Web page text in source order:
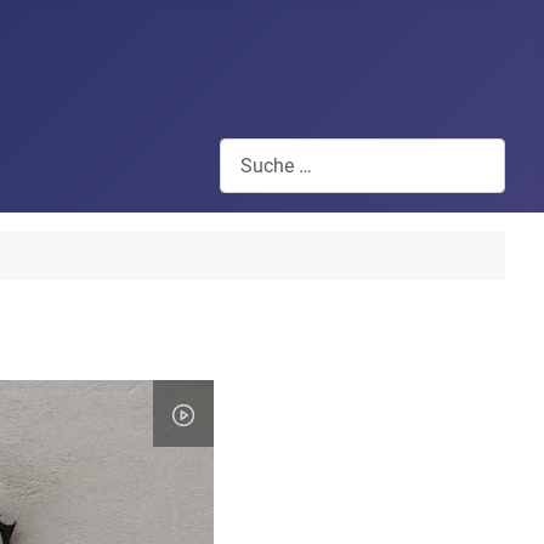
Suchen